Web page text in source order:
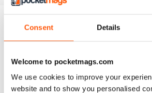
Consent Details
Welcome to pocketmags.com
We use cookies to improve your
website and to show you personalised
EDIZIONI INDIETRO